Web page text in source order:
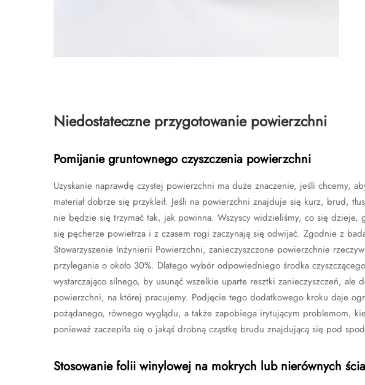
Niedostateczne przygotowanie powierzchni
Pomijanie gruntownego czyszczenia powierzchni
Uzyskanie naprawdę czystej powierzchni ma duże znaczenie, jeśli chcemy,
materiał dobrze się przykleił. Jeśli na powierzchni znajduje się kurz, brud,
nie będzie się trzymać tak, jak powinna. Wszyscy widzieliśmy, co się
się pęcherze powietrza i z czasem rogi zaczynają się odwijać. Zgodnie z
Stowarzyszenie Inżynierii Powierzchni, zanieczyszczone powierzchnie
przylegania o około 30%. Dlatego wybór odpowiedniego środka
wystarczająco silnego, by usunąć wszelkie uparte resztki zanieczyszczeń, ale
powierzchni, na której pracujemy. Podjęcie tego dodatkowego kroku daje
pożądanego, równego wyglądu, a także zapobiega irytującym problemom,
ponieważ zaczepiła się o jakąś drobną cząstkę brudu znajdującą się pod
Stosowanie folii winylowej na mokrych lub nierównych